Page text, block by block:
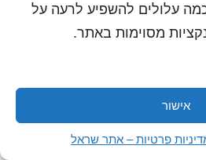
עלולים להשפיע לרעה על
מסוימות באתר.
אישור
פרטיות – אתר שראל